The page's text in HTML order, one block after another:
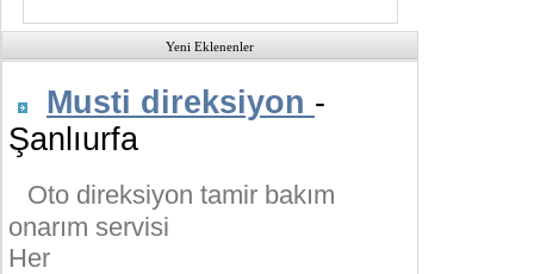
Yeni Eklenenler
Musti direksiyon -
Şanlıurfa
Oto direksiyon tamir bakım
onarım servisi
Her